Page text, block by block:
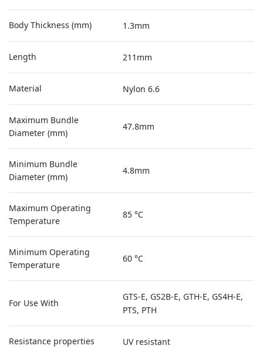
Body Thickness (mm) 1.3mm
Length 211mm
Material Nylon 6.6
Maximum Bundle
Diameter (mm)
47.8mm
Minimum Bundle
Diameter (mm)
4.8mm
Maximum Operating
Temperature
85 °C
Minimum Operating
Temperature
60 °C
For Use With
GTS-E, GS2B-E, GTH-E, GS4H-E,
PTS, PTH
Resistance properties UV resistant